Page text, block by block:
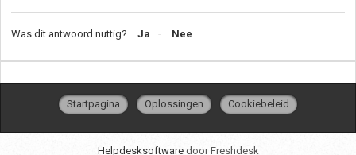
Was dit antwoord nuttig? Ja Nee
Startpagina Oplossingen Cookiebeleid
Helpdesksoftware door Freshdesk